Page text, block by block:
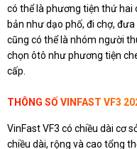
có thể là phương tiện thứ hai
bản như dạo phố, đi chợ,
cũng có thể là nhóm người
chọn ôtô như phương tiện
cấp.
THÔNG SỐ VINFAST VF3
VinFast VF3 có chiều dài cơ
chiều dài, rộng và cao tổng